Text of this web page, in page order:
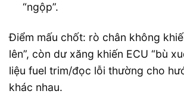
“ngộp”.
Điểm mấu chốt: rò chân không
lên”, còn dư xăng khiến ECU “bù
liệu fuel trim/đọc lỗi thường cho
khác nhau.